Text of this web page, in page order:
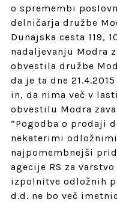
o spremembi
delničarja družbe
Dunajska cesta 119,
nadaljevanju Modra
obvestila družbe
da je ta dne
in, da nima več v
obvestilu Modra
“Pogodba o prodaji
nekaterimi
najpomembnejši
agecije RS za
izpolnitve odložnih
d.d. ne bo več